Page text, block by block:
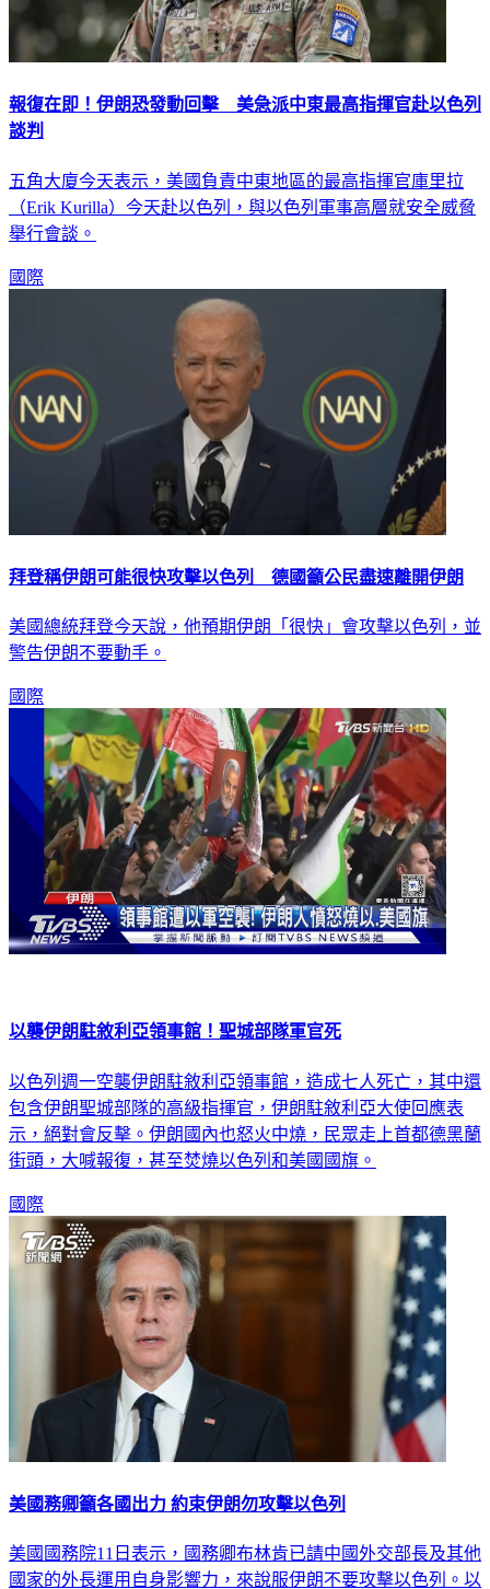
報復在即！伊朗恐發動回擊 美急派中東最高指揮官赴以色列
談判
五角大廈今天表示，美國負責中東地區的最高指揮官庫里拉
（Erik Kurilla）今天赴以色列，與以色列軍事高層就安全威脅
舉行會談。
國際
拜登稱伊朗可能很快攻擊以色列 德國籲公民盡速離開伊朗
美國總統拜登今天說，他預期伊朗「很快」會攻擊以色列，並
警告伊朗不要動手。
國際
以襲伊朗駐敘利亞領事館！聖城部隊軍官死
以色列週一空襲伊朗駐敘利亞領事館，造成七人死亡，其中還
包含伊朗聖城部隊的高級指揮官，伊朗駐敘利亞大使回應表
示，絕對會反擊。伊朗國內也怒火中燒，民眾走上首都德黑蘭
街頭，大喊報復，甚至焚燒以色列和美國國旗。
國際
美國務卿籲各國出力 約束伊朗勿攻擊以色列
美國國務院11日表示，國務卿布林肯已請中國外交部長及其他
國家的外長運用自身影響力，來說服伊朗不要攻擊以色列。以